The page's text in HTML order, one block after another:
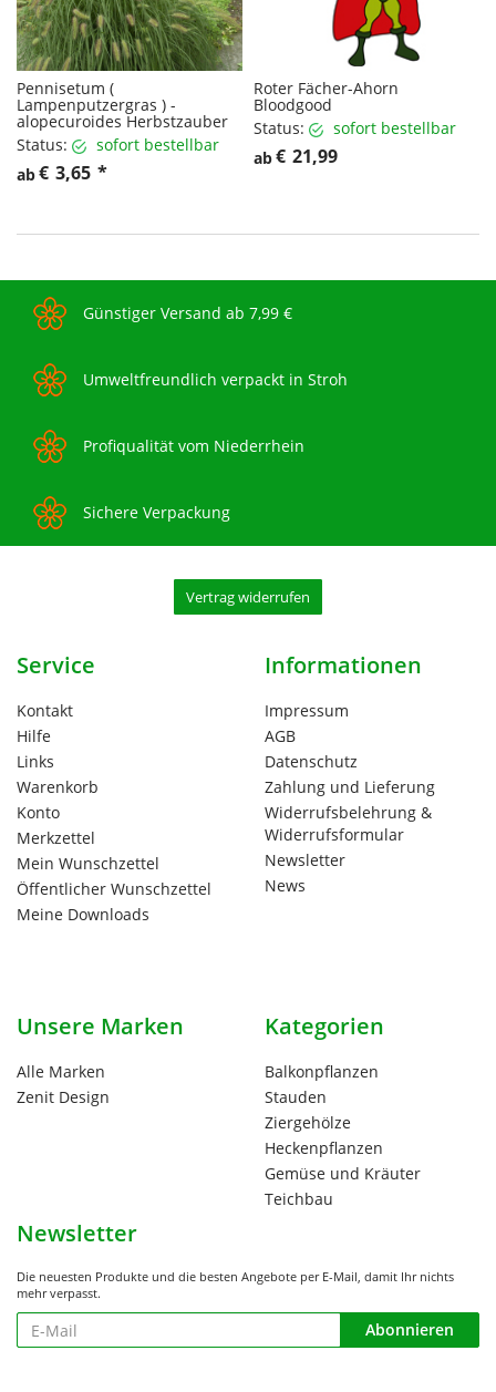
Pennisetum (
Lampenputzergras ) -
alopecuroides Herbstzauber
Status:
sofort bestellbar
ab€ 3,65 *
Roter Fächer-Ahorn
Bloodgood
Status:
sofort bestellbar
ab€ 21,99
Günstiger Versand ab 7,99 €
Umweltfreundlich verpackt in Stroh
Profiqualität vom Niederrhein
Sichere Verpackung
Vertrag widerrufen
Service
Kontakt
Hilfe
Links
Warenkorb
Konto
Merkzettel
Mein Wunschzettel
Öffentlicher Wunschzettel
Meine Downloads
Informationen
Impressum
AGB
Datenschutz
Zahlung und Lieferung
Widerrufsbelehrung &
Widerrufsformular
Newsletter
News
Unsere Marken
Alle Marken
Zenit Design
Kategorien
Balkonpflanzen
Stauden
Ziergehölze
Heckenpflanzen
Gemüse und Kräuter
Teichbau
Newsletter
Die neuesten Produkte und die besten Angebote per E-Mail, damit Ihr nichts
mehr verpasst.
Newsletter Abonnieren